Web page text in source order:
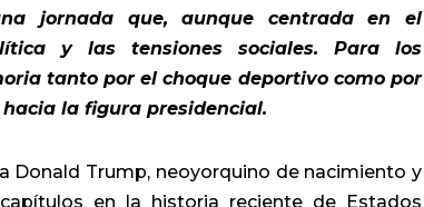
jornada que, aunque centrada en el
y las tensiones sociales. Para los
tanto por el choque deportivo como por
la figura presidencial.
Donald Trump, neoyorquino de nacimiento y
en la historia reciente de Estados